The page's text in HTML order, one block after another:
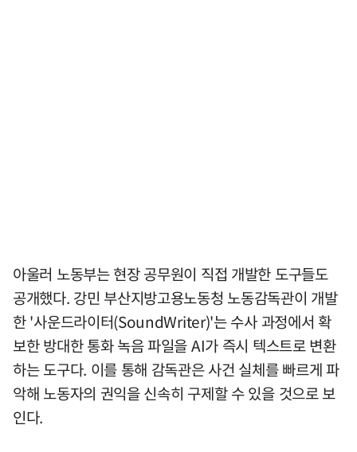
아울러 노동부는 현장 공무원이 직접 개발한 도구들도
공개했다. 강민 부산지방고용노동청 노동감독관이 개발
한 '사운드라이터(SoundWriter)'는 수사 과정에서 확
보한 방대한 통화 녹음 파일을 AI가 즉시 텍스트로 변환
하는 도구다. 이를 통해 감독관은 사건 실체를 빠르게 파
악해 노동자의 권익을 신속히 구제할 수 있을 것으로 보
인다.